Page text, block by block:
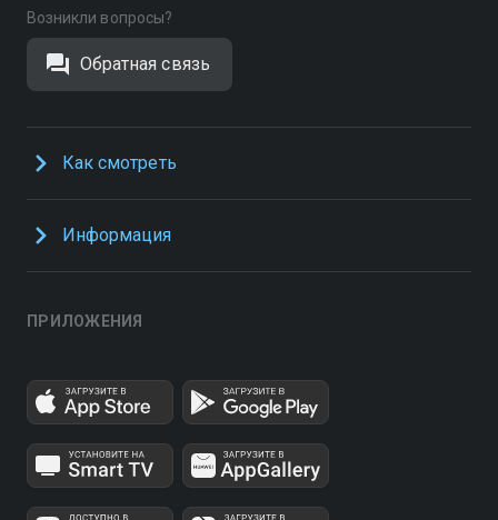
Возникли вопросы?
Обратная связь
Как смотреть
Информация
ПРИЛОЖЕНИЯ